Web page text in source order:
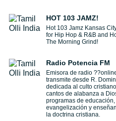
HOT 103 JAMZ!
Hot 103 Jamz Kansas
for Hip Hop & R&B and
The Morning Grind!
Radio Potencia FM
Emisora de radio
transmite desde R.
dedicada al culto
cantos de alabanza a
programas de educación,
evangelización y
la doctrina cristiana.